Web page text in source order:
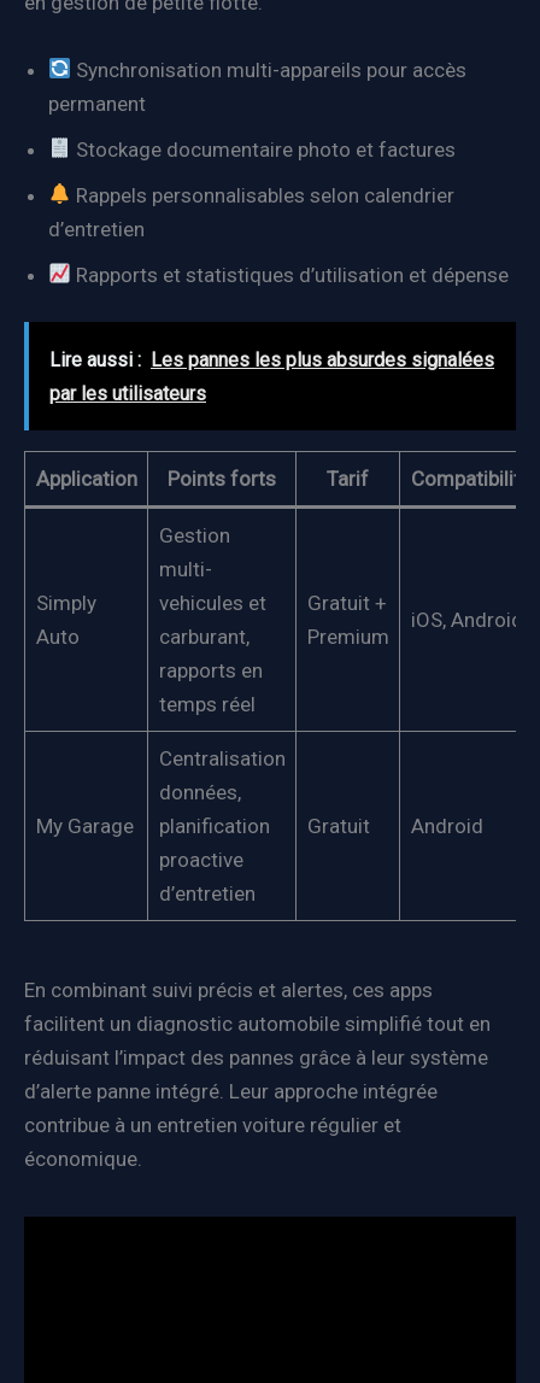
Synchronisation multi-appareils pour accès
permanent
Stockage documentaire photo et factures
Rappels personnalisables selon calendrier
d’entretien
Rapports et statistiques d’utilisation et dépense
Lire aussi : Les pannes les plus absurdes signalées
par les utilisateurs
Application Points forts Tarif Compatibilité
Simply
Auto
Gestion
multi-
vehicules et
carburant,
rapports en
temps réel
Gratuit +
Premium
iOS, Android
My Garage
Centralisation
données,
planification
proactive
d’entretien
Gratuit Android
En combinant suivi précis et alertes, ces apps
facilitent un diagnostic automobile simplifié tout en
réduisant l’impact des pannes grâce à leur système
d’alerte panne intégré. Leur approche intégrée
contribue à un entretien voiture régulier et
économique.